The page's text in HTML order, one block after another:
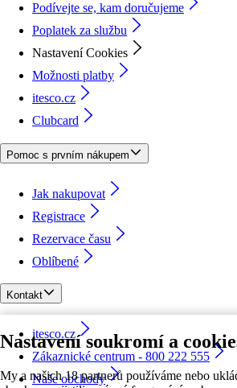
Nastavení soukromí a
My a našich 18 partnerů používáme nebo
Podívejte se, kam doručujeme
Poplatek za službu
Nastavení Cookies
Možnosti platby
itesco.cz
Clubcard
Pomoc s prvním nákupem
Jak nakupovat
Registrace
Rezervace času
Oblíbené
Kontakt
itesco.cz
Zákaznické centrum - 800 222 555
Naše obchody